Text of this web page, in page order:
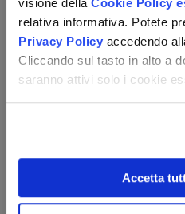
visione della Cookie Policy
relativa informativa. Potete
Privacy Policy accedendo
Cliccando sul tasto in alto a
saranno attivi solo i cookie
Accetta
Il Giappone è una
di viaggiatori ogni anno. Un
millenaria, cultura
all'avanguardia e natura
questo paese un vero e
Cosa scoprire
La metropoli
i quartieri animati e i